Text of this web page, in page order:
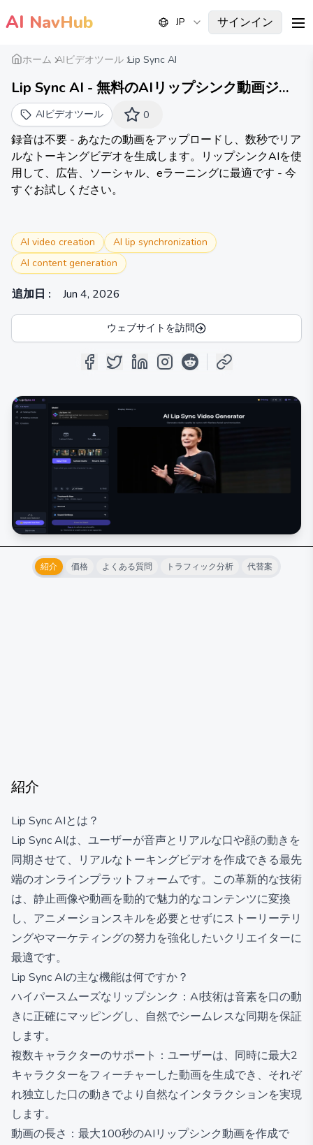
AI NavHub JP サインイン
ホーム AIビデオツール Lip Sync AI
Lip Sync AI - 無料のAIリップシンク動画ジェ
ネレーターオンライン（サインアップ不要）
AIビデオツール 0
録音は不要 - あなたの動画をアップロードし、数秒でリア
ルなトーキングビデオを生成します。リップシンクAIを使
用して、広告、ソーシャル、eラーニングに最適です - 今
すぐお試しください。
AI video creation
AI lip synchronization
AI content generation
追加日 : Jun 4, 2026
ウェブサイトを訪問
紹介 価格 よくある質問 トラフィック分析 代替案
紹介
Lip Sync AIとは？
Lip Sync AIは、ユーザーが音声とリアルな口や顔の動きを
同期させて、リアルなトーキングビデオを作成できる最先
端のオンラインプラットフォームです。この革新的な技術
は、静止画像や動画を動的で魅力的なコンテンツに変換
し、アニメーションスキルを必要とせずにストーリーテリ
ングやマーケティングの努力を強化したいクリエイターに
最適です。
Lip Sync AIの主な機能は何ですか？
ハイパースムーズなリップシンク：AI技術は音素を口の動
きに正確にマッピングし、自然でシームレスな同期を保証
します。
複数キャラクターのサポート：ユーザーは、同時に最大2
キャラクターをフィーチャーした動画を生成でき、それぞ
れ独立した口の動きでより自然なインタラクションを実現
します。
動画の長さ：最大100秒のAIリップシンク動画を作成で